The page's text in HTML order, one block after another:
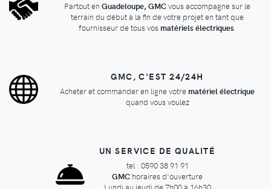
Partout en Guadeloupe, GMCvous accompagne sur le
terrain du début à la fin de votre projet en tant que
fournisseur de tous vos matériels électriques.
GMC, C'EST 24/24H
Acheter et commander en ligne votre matériel électrique
quand vous voulez
UN SERVICE DE QUALITÉ
tel : 0590 38 91 91
GMC horaires d'ouverture